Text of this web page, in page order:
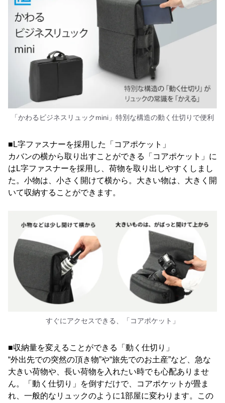
「かわるビジネスリュックmini」特別な構造の動く仕切りで便利
■L字ファスナーを採用した「コアポケット」
カバンの横から取り出すことができる「コアポケット」に
はL字ファスナーを採用し、荷物を取り出しやすくしまし
た。小物は、小さく開けて横から。大きい物は、大きく開
いて収納することができます。
すぐにアクセスできる、「コアポケット」
■収納量を変えることができる「動く仕切り」
“外出先での突然の頂き物”や“旅先でのお土産”など、急な
大きい荷物や、長い荷物を入れたい時でも心配ありませ
ん。「動く仕切り」を倒すだけで、コアポケットが畳ま
れ、一般的なリュックのように1部屋に変わります。この